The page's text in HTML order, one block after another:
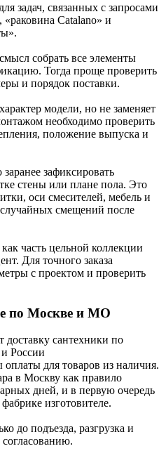
задач, связанных с запросами
Catalano» и
собрать все элементы
Тогда проще проверить
и порядок поставки.
модели, но не заменяет
необходимо проверить
положение выпуска и
зафиксировать
стены или плане пола. Это
оси смесителей, мебель и
смещений после
часть цельной коллекции
Для точного заказа
с проектом и проверить
по Москве и МО
доставку сантехники по
России
для товаров из наличия.
в Москву как правило
дней, и в первую очередь
изготовителе.
до подъезда, разгрузка и